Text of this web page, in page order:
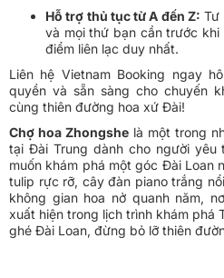
Hỗ trợ thủ tục từ A đến Z: Tư
và mọi thứ bạn cần trước
điểm liên lạc duy nhất.
Liên hệ Vietnam Booking ngay
quyền và sẵn sàng cho chuyến
cùng thiên đường hoa xứ Đài!
Chợ hoa Zhongshe là một trong
tại Đài Trung dành cho người yêu
muốn khám phá một góc Đài Loan
tulip rực rỡ, cây đàn piano trắng
không gian hoa nở quanh năm,
xuất hiện trong lịch trình khám phá
ghé Đài Loan, đừng bỏ lỡ thiên